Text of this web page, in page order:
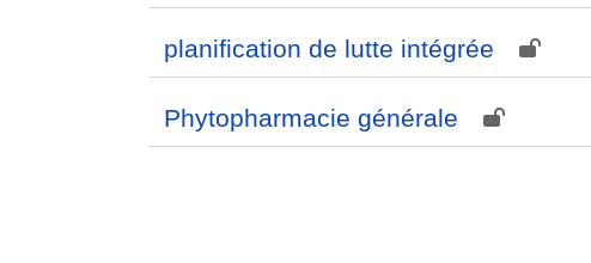
planification de lutte intégrée
Phytopharmacie générale